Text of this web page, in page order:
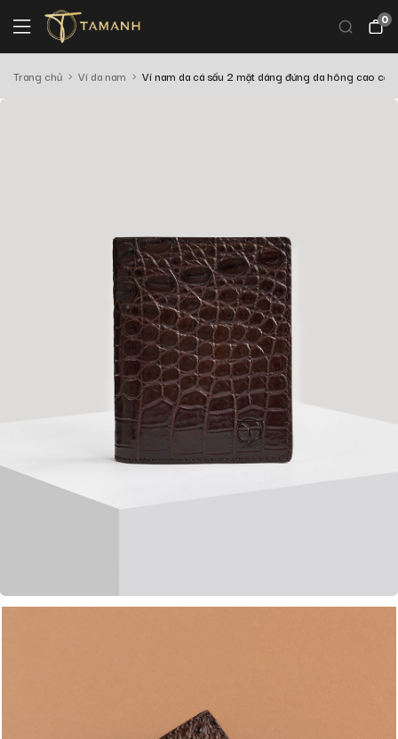
0
Trang chủ Ví da nam Ví nam da cá sấu 2 mặt dáng đứng da hông cao